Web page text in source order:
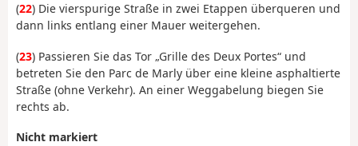
(22) Die vierspurige Straße in zwei Etappen überqueren und
dann links entlang einer Mauer weitergehen.
(23) Passieren Sie das Tor „Grille des Deux Portes“ und
betreten Sie den Parc de Marly über eine kleine asphaltierte
Straße (ohne Verkehr). An einer Weggabelung biegen Sie
rechts ab.
Nicht markiert